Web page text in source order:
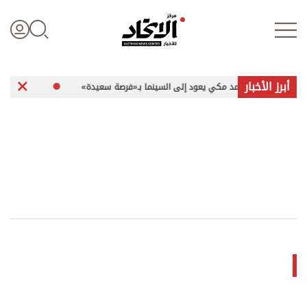
الأخبار العالمية
اقتصاد
الرياضة
أبرز الأخبارأحمد مكي يعود إلى السينما بـ«فرصة سعيدة» حريق يلتهم 520 هكتارًا ويغلق جبل برومو الإندونيسي